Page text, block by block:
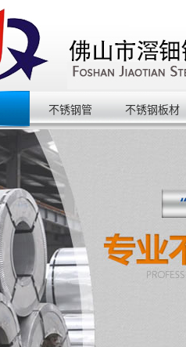
不锈钢管 不锈钢板材